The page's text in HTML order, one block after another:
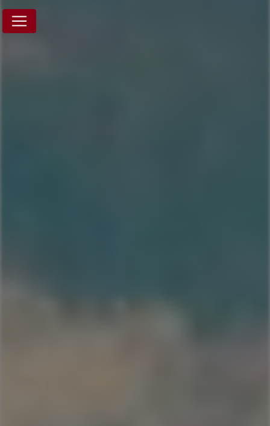
Panneau de gestion des cookies